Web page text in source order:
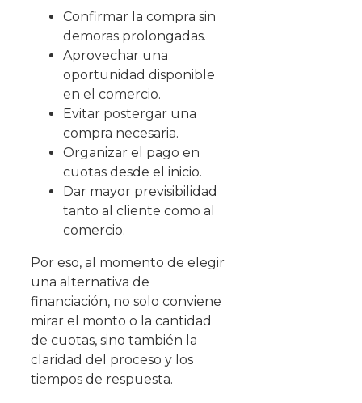
Confirmar la compra sin
demoras prolongadas.
Aprovechar una
oportunidad disponible
en el comercio.
Evitar postergar una
compra necesaria.
Organizar el pago en
cuotas desde el inicio.
Dar mayor previsibilidad
tanto al cliente como al
comercio.
Por eso, al momento de elegir
una alternativa de
financiación, no solo conviene
mirar el monto o la cantidad
de cuotas, sino también la
claridad del proceso y los
tiempos de respuesta.